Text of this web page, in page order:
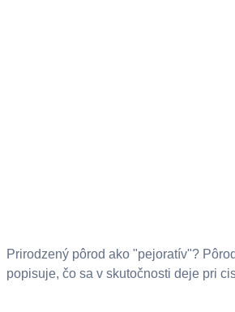
Prirodzený pôrod ako "pejoratív"?
popisuje, čo sa v skutočnosti deje pri